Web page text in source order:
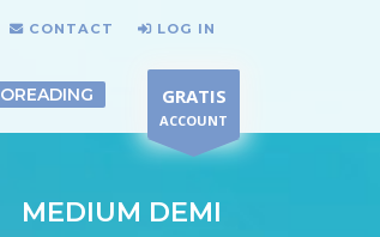
CONTACT LOG IN
GRATIS
ACCOUNT
MEDIUM DEMI